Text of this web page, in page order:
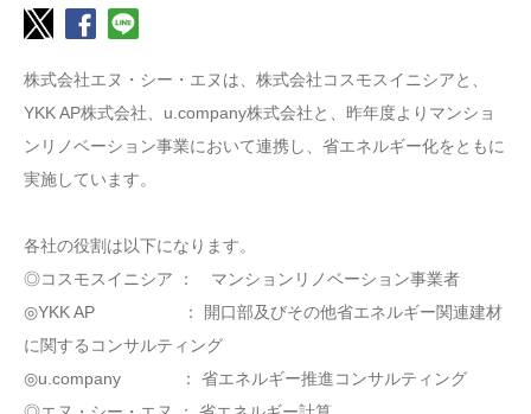
株式会社エヌ・シー・エヌは、株式会社コスモスイニシアと、
YKK AP株式会社、u.company株式会社と、昨年度よりマンショ
ンリノベーション事業において連携し、省エネルギー化をともに
実施しています。
各社の役割は以下になります。
◎コスモスイニシア ： マンションリノベーション事業者
◎YKK AP ： 開口部及びその他省エネルギー関連建材
に関するコンサルティング
◎u.company ： 省エネルギー推進コンサルティング